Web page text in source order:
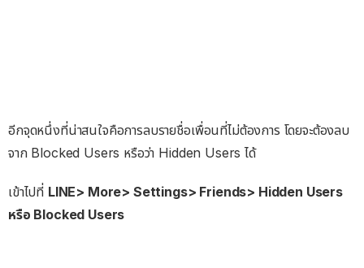
อีกจุดหนึ่งที่น่าสนใจคือการลบรายชื่อเพื่อนที่ไม่ต้องการ โดยจะต้องลบ
จาก Blocked Users หรือว่า Hidden Users ได้
เข้าไปที่ LINE> More> Settings> Friends> Hidden Users
หรือ Blocked Users